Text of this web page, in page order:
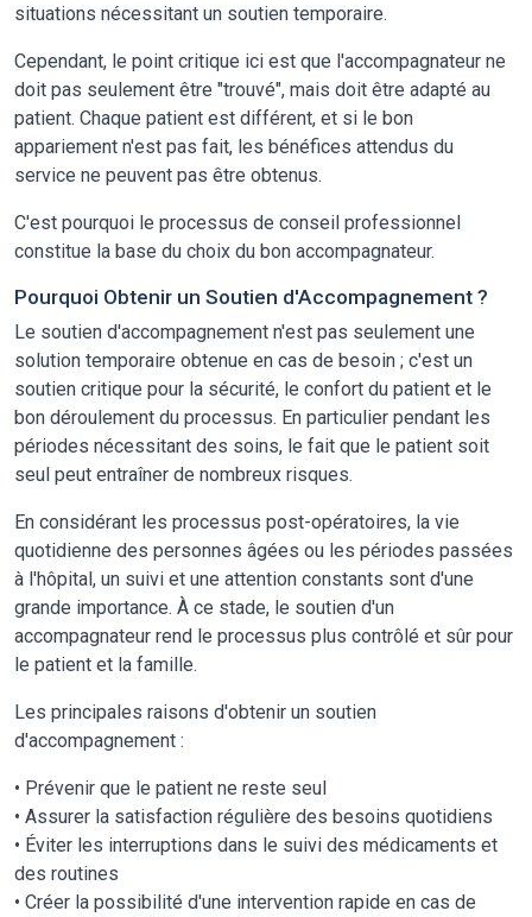
situations nécessitant un soutien temporaire.
Cependant, le point critique ici est que l'accompagnateur ne
doit pas seulement être "trouvé", mais doit être adapté au
patient. Chaque patient est différent, et si le bon
appariement n'est pas fait, les bénéfices attendus du
service ne peuvent pas être obtenus.
C'est pourquoi le processus de conseil professionnel
constitue la base du choix du bon accompagnateur.
Pourquoi Obtenir un Soutien d'Accompagnement ?
Le soutien d'accompagnement n'est pas seulement une
solution temporaire obtenue en cas de besoin ; c'est un
soutien critique pour la sécurité, le confort du patient et le
bon déroulement du processus. En particulier pendant les
périodes nécessitant des soins, le fait que le patient soit
seul peut entraîner de nombreux risques.
En considérant les processus post-opératoires, la vie
quotidienne des personnes âgées ou les périodes passées
à l'hôpital, un suivi et une attention constants sont d'une
grande importance. À ce stade, le soutien d'un
accompagnateur rend le processus plus contrôlé et sûr pour
le patient et la famille.
Les principales raisons d'obtenir un soutien
d'accompagnement :
• Prévenir que le patient ne reste seul
• Assurer la satisfaction régulière des besoins quotidiens
• Éviter les interruptions dans le suivi des médicaments et
des routines
• Créer la possibilité d'une intervention rapide en cas de